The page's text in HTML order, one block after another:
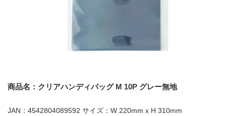
商品名：クリアハンディバッグ M 10P グレー無地
JAN：4542804089592 サイズ：W 220mm x H 310mm